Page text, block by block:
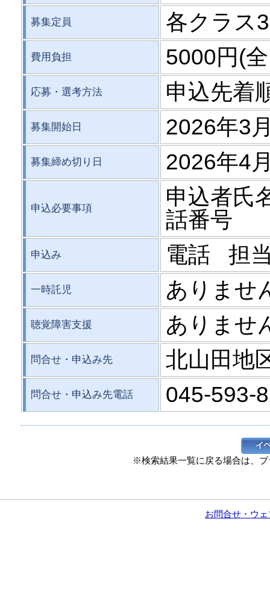
募集定員 各クラス
費用負担 5000円(
応募・選考方法 申込先着
募集開始日 2026年3
募集締め切り日 2026年4
申込必要事項
申込者氏
話番号
申込み 電話 担
一時託児 ありませ
聴覚障害支援 ありませ
問合せ・申込み先 北山田地
問合せ・申込み先電話 045-593-
※検索結果一覧に戻る場合は、
お問合せ・ウ